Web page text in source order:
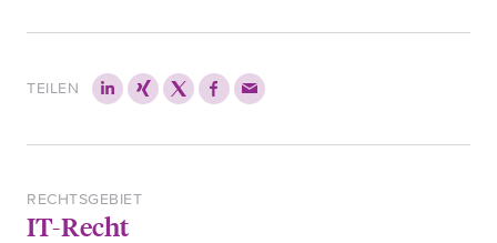
TEILEN
RECHTSGEBIET
IT-Recht